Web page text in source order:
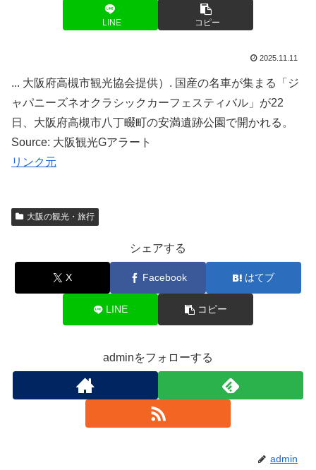
LINE コピー
2025.11.11
... 大阪府高槻市観光協会提供）. 国産の名車が集まる「ジ
ャパニーズネオクラシックカーフェスティバル」が22
日、大阪府高槻市八丁畷町の安満遺跡公園で開かれる。
Source: 大阪観光Gアラート
リンク元
大阪の観光・旅行
シェアする
X Facebook はてブ
LINE コピー
adminをフォローする
admin